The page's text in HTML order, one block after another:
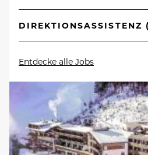
DIREKTIONSASSISTENZ
Entdecke alle Jobs